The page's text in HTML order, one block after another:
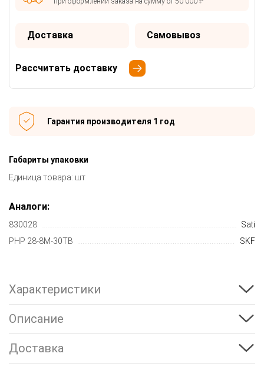
Доставка Самовывоз
Рассчитать доставку
Гарантия производителя 1 год
Габариты упаковки
Единица товара: шт
Аналоги:
830028
Sati
PHP 28-8M-30TB
SKF
Характеристики
Описание
Доставка